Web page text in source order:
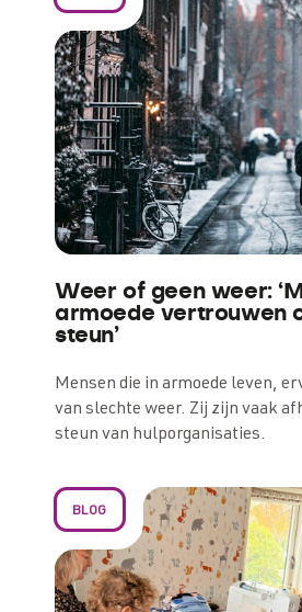
Weer of geen weer:
armoede vertrouwen
steun’
Mensen die in armoede leven,
van slechte weer. Zij zijn vaak
steun van hulporganisaties.
BLOG